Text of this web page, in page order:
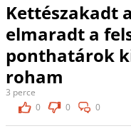
Kettészakadt
elmaradt a
ponthatárok
roham
3 perce
0
0 0